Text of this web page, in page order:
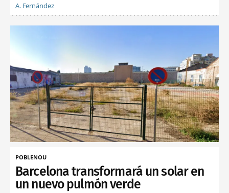
A. Fernández
POBLENOU
Barcelona transformará un solar en
un nuevo pulmón verde